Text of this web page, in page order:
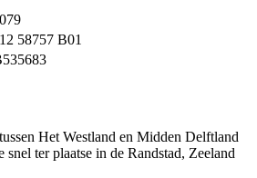
58757 B01
Het Westland en Midden Delftland
ter plaatse in de Randstad, Zeeland